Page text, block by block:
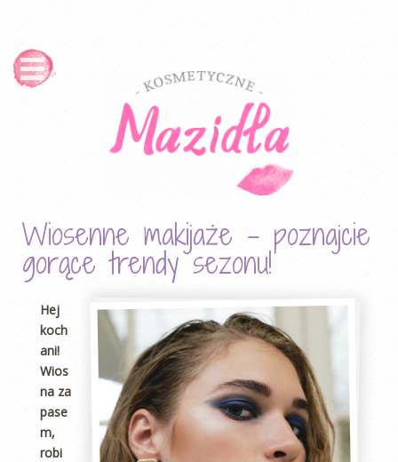
Wiosenne makijaże – poznajcie
gorące trendy sezonu!
Hej
koch
ani!
Wios
na za
pase
m,
robi